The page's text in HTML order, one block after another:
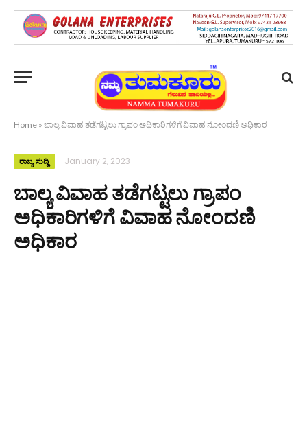
Home » ಬಾಲ್ಯ ವಿವಾಹ ತಡೆಗಟ್ಟಲು ಗ್ರಾಪಂ ಅಧಿಕಾರಿಗಳಿಗೆ ವಿವಾಹ ನೋಂದಣಿ ಅಧಿಕಾರ
ರಾಜ್ಯ ಸುದ್ದಿ January 2, 2023
ಬಾಲ್ಯ ವಿವಾಹ ತಡೆಗಟ್ಟಲು ಗ್ರಾಪಂ
ಅಧಿಕಾರಿಗಳಿಗೆ ವಿವಾಹ ನೋಂದಣಿ
ಅಧಿಕಾರ